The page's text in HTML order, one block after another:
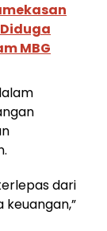
MBG
dari